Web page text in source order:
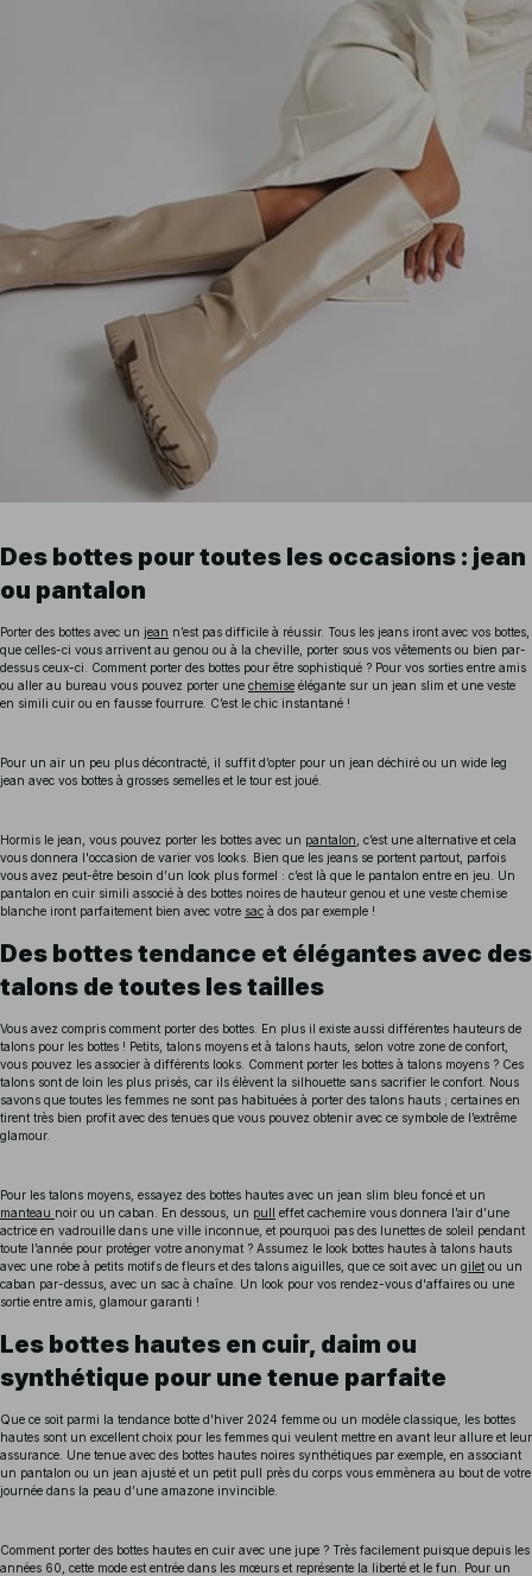
Des bottes pour toutes les occasions : jean
ou pantalon
Porter des bottes avec un jean n’est pas difficile à réussir. Tous les jeans iront avec vos bottes,
que celles-ci vous arrivent au genou ou à la cheville, porter sous vos vêtements ou bien par-
dessus ceux-ci. Comment porter des bottes pour être sophistiqué ? Pour vos sorties entre amis
ou aller au bureau vous pouvez porter une chemise élégante sur un jean slim et une veste
en simili cuir ou en fausse fourrure. C’est le chic instantané !
Pour un air un peu plus décontracté, il suffit d’opter pour un jean déchiré ou un wide leg
jean avec vos bottes à grosses semelles et le tour est joué.
Hormis le jean, vous pouvez porter les bottes avec un pantalon , c’est une alternative et cela
vous donnera l'occasion de varier vos looks. Bien que les jeans se portent partout, parfois
vous avez peut-être besoin d’un look plus formel : c’est là que le pantalon entre en jeu. Un
pantalon en cuir simili associé à des bottes noires de hauteur genou et une veste chemise
blanche iront parfaitement bien avec votre sac à dos par exemple !
Des bottes tendance et élégantes avec des
talons de toutes les tailles
Vous avez compris comment porter des bottes. En plus il existe aussi différentes hauteurs de
talons pour les bottes ! Petits, talons moyens et à talons hauts, selon votre zone de confort,
vous pouvez les associer à différents looks. Comment porter les bottes à talons moyens ? Ces
talons sont de loin les plus prisés, car ils élèvent la silhouette sans sacrifier le confort. Nous
savons que toutes les femmes ne sont pas habituées à porter des talons hauts ; certaines en
tirent très bien profit avec des tenues que vous pouvez obtenir avec ce symbole de l’extrême
glamour.
Pour les talons moyens, essayez des bottes hautes avec un jean slim bleu foncé et un
manteau noir ou un caban. En dessous, un pull effet cachemire vous donnera l’air d’une
actrice en vadrouille dans une ville inconnue, et pourquoi pas des lunettes de soleil pendant
toute l’année pour protéger votre anonymat ? Assumez le look bottes hautes à talons hauts
avec une robe à petits motifs de fleurs et des talons aiguilles, que ce soit avec un gilet ou un
caban par-dessus, avec un sac à chaîne. Un look pour vos rendez-vous d'affaires ou une
sortie entre amis, glamour garanti !
Les bottes hautes en cuir, daim ou
synthétique pour une tenue parfaite
Que ce soit parmi la tendance botte d'hiver 2024 femme ou un modèle classique, les bottes
hautes sont un excellent choix pour les femmes qui veulent mettre en avant leur allure et leur
assurance. Une tenue avec des bottes hautes noires synthétiques par exemple, en associant
un pantalon ou un jean ajusté et un petit pull près du corps vous emmènera au bout de votre
journée dans la peau d’une amazone invincible.
Comment porter des bottes hautes en cuir avec une jupe ? Très facilement puisque depuis les
années 60, cette mode est entrée dans les mœurs et représente la liberté et le fun. Pour un